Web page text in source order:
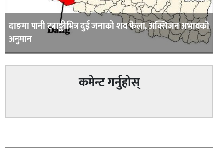
दाङमा पानी ट्याङ्कीभित्र दुई जनाको शव फेला, अक्सिजन अभावकाे
अनुमान
कमेन्ट गर्नुहोस्